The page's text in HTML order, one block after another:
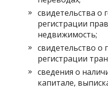
свидетельства о
регистрации
недвижимость;
свидетельство о
регистрации
сведения о
капитале,